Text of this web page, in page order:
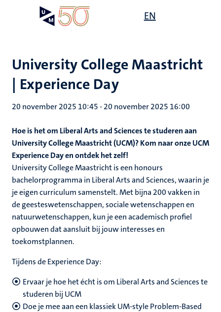
gaan
EN
University College Maastricht
| Experience Day
20 november 2025 10:45-20 november 2025 16:00
Hoe is het om Liberal Arts and Sciences te studeren aan
University College Maastricht (UCM)? Kom naar onze UCM
Experience Day en ontdek het zelf!
University College Maastricht is een honours
bachelorprogramma in Liberal Arts and Sciences, waarin je
je eigen curriculum samenstelt. Met bijna 200 vakken in
de geesteswetenschappen, sociale wetenschappen en
natuurwetenschappen, kun je een academisch profiel
opbouwen dat aansluit bij jouw interesses en
toekomstplannen.
Tijdens de Experience Day:
Ervaar je hoe het écht is om Liberal Arts and Sciences te
studeren bij UCM
Doe je mee aan een klassiek UM-style Problem-Based